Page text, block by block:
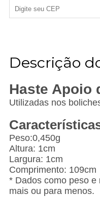
Descrição
Haste Apoio
Utilizadas nos
Peso:0,450g
Altura: 1cm
Largura: 1cm
Comprimento: 109cm
* Dados como peso
mais ou para menos.